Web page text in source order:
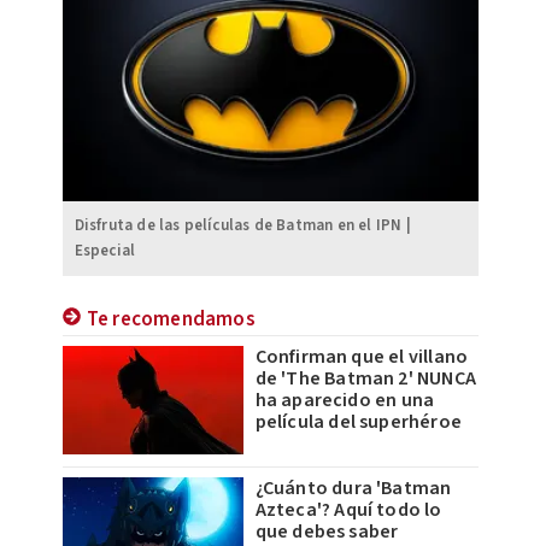
Disfruta de las películas de Batman en el IPN |
Especial
Te recomendamos
Confirman que el villano
de 'The Batman 2' NUNCA
ha aparecido en una
película del superhéroe
¿Cuánto dura 'Batman
Azteca'? Aquí todo lo
que debes saber